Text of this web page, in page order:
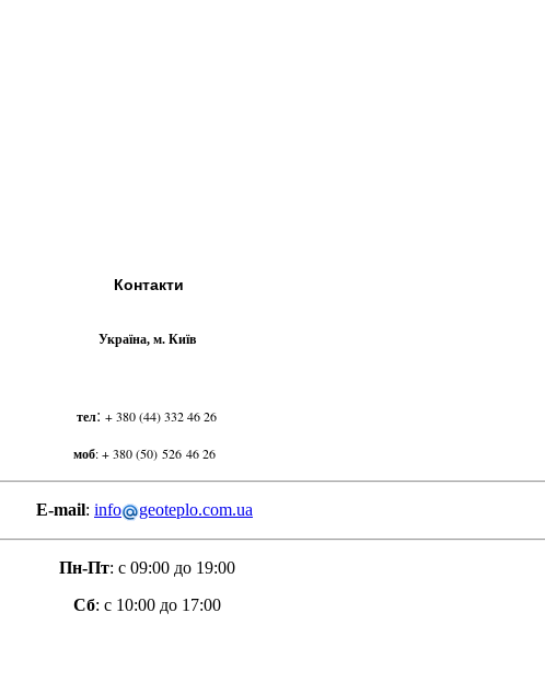
Контакти
Україна, м. Київ
тел: + 380 (44) 332 46 26
моб:+ 380 (50) 526 46 26
E-mail: info geoteplo.com.ua
Пн-Пт: с 09:00 до 19:00
Сб: с 10:00 до 17:00